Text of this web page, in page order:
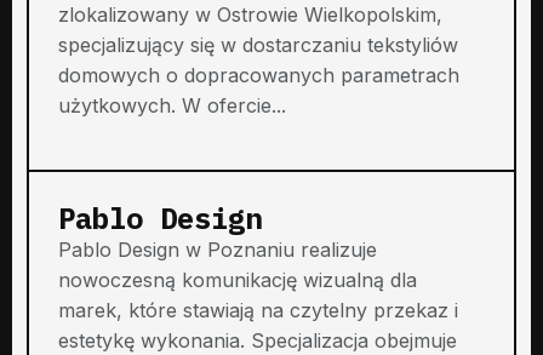
zlokalizowany w Ostrowie Wielkopolskim,
specjalizujący się w dostarczaniu tekstyliów
domowych o dopracowanych parametrach
użytkowych. W ofercie...
Pablo Design
Pablo Design w Poznaniu realizuje
nowoczesną komunikację wizualną dla
marek, które stawiają na czytelny przekaz i
estetykę wykonania. Specjalizacja obejmuje